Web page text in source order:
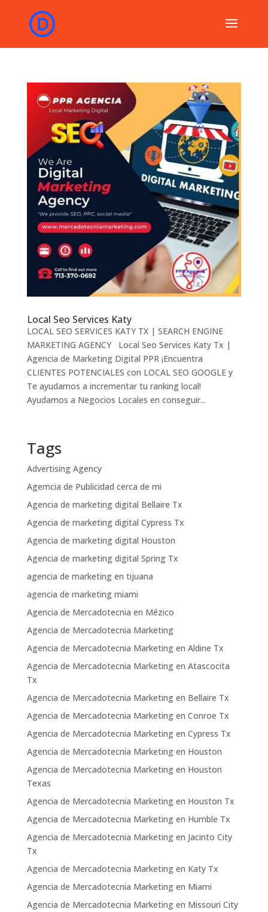
Local Seo Services Katy
LOCAL SEO SERVICES KATY TX | SEARCH ENGINE
MARKETING AGENCY Local Seo Services Katy Tx |
Agencia de Marketing Digital PPR ¡Encuentra
CLIENTES POTENCIALES con LOCAL SEO GOOGLE y
Te ayudamos a incrementar tu ranking local!
Ayudamos a Negocios Locales en conseguir...
Tags
Advertising Agency
Agemcia de Publicidad cerca de mi
Agencia de marketing digital Bellaire Tx
Agencia de marketing digital Cypress Tx
Agencia de marketing digital Houston
Agencia de marketing digital Spring Tx
agencia de marketing en tijuana
agencia de marketing miami
Agencia de Mercadotecnia en Mézico
Agencia de Mercadotecnia Marketing
Agencia de Mercadotecnia Marketing en Aldine Tx
Agencia de Mercadotecnia Marketing en Atascocita
Tx
Agencia de Mercadotecnia Marketing en Bellaire Tx
Agencia de Mercadotecnia Marketing en Conroe Tx
Agencia de Mercadotecnia Marketing en Cypress Tx
Agencia de Mercadotecnia Marketing en Houston
Agencia de Mercadotecnia Marketing en Houston
Texas
Agencia de Mercadotecnia Marketing en Houston Tx
Agencia de Mercadotecnia Marketing en Humble Tx
Agencia de Mercadotecnia Marketing en Jacinto City
Tx
Agencia de Mercadotecnia Marketing en Katy Tx
Agencia de Mercadotecnia Marketing en Miami
Agencia de Mercadotecnia Marketing en Missouri City